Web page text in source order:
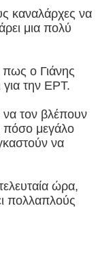
καναλάρχες να
μια πολύ
ο Γιάνης
την ΕΡΤ.
τον βλέπουν
πόσο μεγάλο
να
ώρα,
πολλαπλούς